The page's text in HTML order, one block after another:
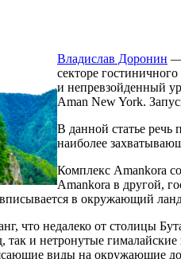
Владислав Доронин —
секторе
и непревзойденный
Aman New York.
В данной статье речь
наиболее
Комплекс Amankora
Amankora в другой,
в окружающий
что недалеко от столицы
так и нетронутые
виды на окружающие